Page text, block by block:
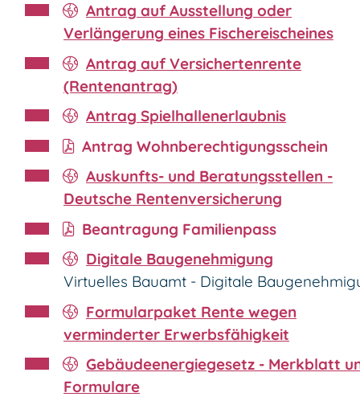
Antrag auf Ausstellung oder
Verlängerung eines Fischereischeines
Antrag auf Versichertenrente
(Rentenantrag)
Antrag Spielhallenerlaubnis
Antrag Wohnberechtigungsschein
Auskunfts- und Beratungsstellen -
Deutsche Rentenversicherung
Beantragung Familienpass
Digitale Baugenehmigung
Virtuelles Bauamt - Digitale
Formularpaket Rente wegen
verminderter Erwerbsfähigkeit
Gebäudeenergiegesetz - Merkblatt
Formulare